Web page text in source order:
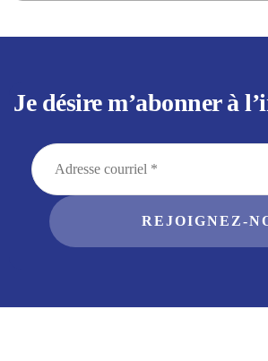
Je désire m’abonner à